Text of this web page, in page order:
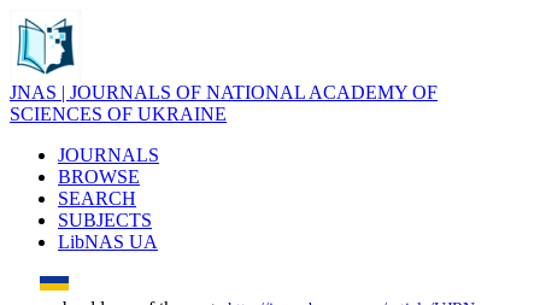
JNAS | JOURNALS OF NATIONAL ACADEMY OF
SCIENCES OF UKRAINE
JOURNALS
BROWSE
SEARCH
SUBJECTS
LibNAS UA